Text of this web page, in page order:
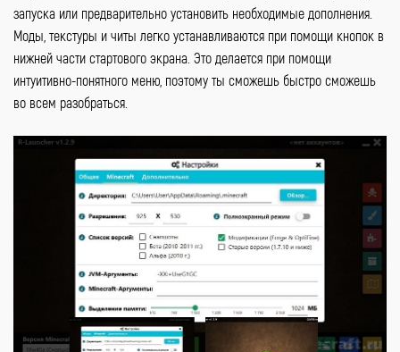
запуска или предварительно установить необходимые дополнения.
Моды, текстуры и читы легко устанавливаются при помощи кнопок в
нижней части стартового экрана. Это делается при помощи
интуитивно-понятного меню, поэтому ты сможешь быстро сможешь
во всем разобраться.
‹